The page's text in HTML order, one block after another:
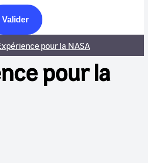
Valider
pour la NASA
pour la